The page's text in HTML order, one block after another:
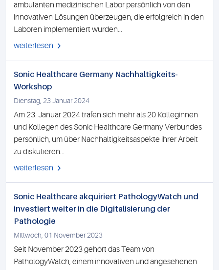
ambulanten medizinischen Labor persönlich von den
innovativen Lösungen überzeugen, die erfolgreich in den
Laboren implementiert wurden...
weiterlesen
Sonic Healthcare Germany Nachhaltigkeits-
Workshop
Dienstag, 23 Januar 2024
Am 23. Januar 2024 trafen sich mehr als 20 Kolleginnen
und Kollegen des Sonic Healthcare Germany Verbundes
persönlich, um über Nachhaltigkeitsaspekte ihrer Arbeit
zu diskutieren...
weiterlesen
Sonic Healthcare akquiriert PathologyWatch und
investiert weiter in die Digitalisierung der
Pathologie
Mittwoch, 01 November 2023
Seit November 2023 gehört das Team von
PathologyWatch, einem innovativen und angesehenen